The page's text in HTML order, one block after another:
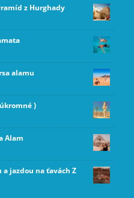
z Hurghady
alamu
)
Alam
jazdou na ťavách Z